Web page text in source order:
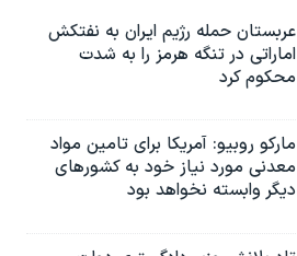
عربستان حمله رژیم ایران به نفتکش
اماراتی در تنگه هرمز را به‌ شدت
محکوم کرد
مارکو روبیو: آمریکا برای تامین مواد
معدنی مورد نیاز خود به کشورهای
دیگر وابسته نخواهد بود